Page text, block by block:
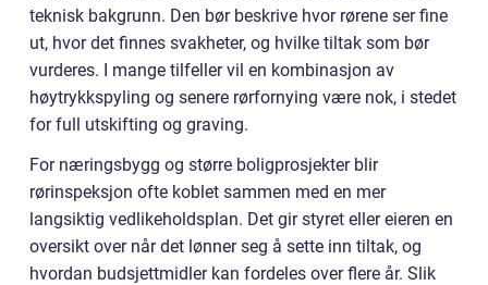
teknisk bakgrunn. Den bør beskrive hvor rørene ser fine
ut, hvor det finnes svakheter, og hvilke tiltak som bør
vurderes. I mange tilfeller vil en kombinasjon av
høytrykkspyling og senere rørfornying være nok, i stedet
for full utskifting og graving.
For næringsbygg og større boligprosjekter blir
rørinspeksjon ofte koblet sammen med en mer
langsiktig vedlikeholdsplan. Det gir styret eller eieren en
oversikt over når det lønner seg å sette inn tiltak, og
hvordan budsjettmidler kan fordeles over flere år. Slik